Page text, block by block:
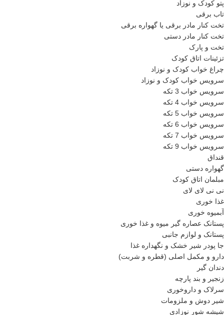
پتو کودک و نوزاد
تاب برقی
تخت کنار مادر برقی یا گهواره برقی
تخت کنار مادر دستی
تخت و پارک
تزئینات اتاق کودک
چراغ خواب کودک و نوزاد
سرویس خواب کودک و نوزاد
سرویس خواب 3 تکه
سرویس خواب 4 تکه
سرویس خواب 5 تکه
سرویس خواب 6 تکه
سرویس خواب 7 تکه
سرویس خواب 9 تکه
قنداق
گهواره دستی
مبلمان اتاق کودک
نی نی لای لای
غذا خوری
آبمیوه خوری
پستانک عصاره گیر میوه و غذا خوری
پستانک و لوازم جانبی
جا پودر شیر خشک و نگهداره غذا
دارو و مکمل اصلی (قطره و شربت)
دندان گیر
زنجیر و بند پارچه
سرلاک و داروخوری
شیر دوش و ملزومات
شیشه شور نوزادی